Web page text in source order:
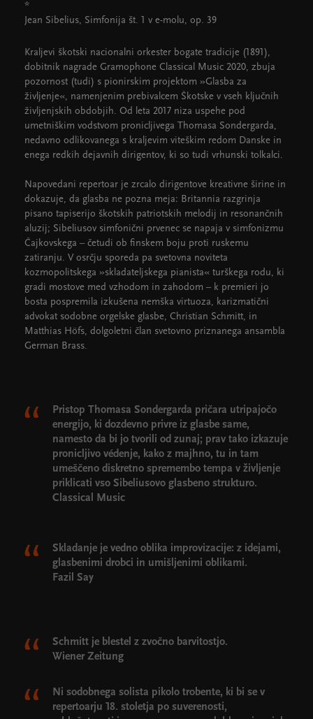
*
Jean Sibelius, Simfonija št. 1 v e-molu, op. 39
Kraljevi škotski nacionalni orkester bogate tradicije (1891),
dobitnik nagrade Gramophone Classical Music 2020, zbuja
pozornost (tudi) s pionirskim projektom »Glasba za
življenje«, namenjenim prebivalcem Škotske v vseh ključnih
življenjskih obdobjih. Od leta 2017 niza uspehe pod
umetniškim vodstvom pronicljivega Thomasa Sondergarda,
nedavno odlikovanega s kraljevim viteškim redom Danske in
enega redkih dejavnih dirigentov, ki so tudi vrhunski tolkalci.
Napovedani repertoar je zrcalo dirigentove kreativne širine in
dokazuje, da glasba ne pozna meja: Britannia razgrinja
pisano tapiserijo škotskih patriotskih melodij in resonančnih
aluzij; Sibeliusov simfonični prvenec se napaja v simfonizmu
Čajkovskega – četudi ob finskem boju proti ruskemu
zatiranju. V osrčju sporeda pa svetovna noviteta
kozmopolitskega »skladateljskega pianista« turškega rodu, ki
gradi mostove med vzhodom in zahodom – k premieri jo
bosta pospremila izkušena nemška virtuoza, karizmatični
advokat sodobne orgelske glasbe, Christian Schmitt, in
Matthias Höfs, dolgoletni član svetovno priznanega ansambla
German Brass.
Pristop Thomasa Sondergarda pričara utripajočo
energijo, ki dozdevno privre iz glasbe same,
namesto da bi jo tvorili od zunaj; prav tako izkazuje
pronicljivo védenje, kako z majhno, tu in tam
umeščeno diskretno spremembo tempa v življenje
priklicati vso Sibeliusovo glasbeno strukturo.
Classical Music
Skladanje je vedno oblika improvizacije: z idejami,
glasbenimi drobci in umišljenimi oblikami.
Fazil Say
Schmitt je blestel z zvočno barvitostjo.
Wiener Zeitung
Ni sodobnega solista pikolo trobente, ki bi se v
repertoarju 18. stoletja po suverenosti,